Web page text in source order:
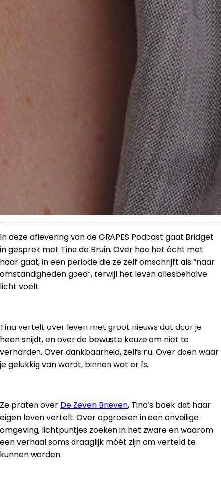
In deze aflevering van de GRAPES Podcast gaat Bridget
in gesprek met Tina de Bruin. Over hoe het écht met
haar gaat, in een periode die ze zelf omschrijft als “naar
omstandigheden goed”, terwijl het leven allesbehalve
licht voelt.
Tina vertelt over leven met groot nieuws dat door je
heen snijdt, en over de bewuste keuze om niet te
verharden. Over dankbaarheid, zelfs nu. Over doen waar
je gelukkig van wordt, binnen wat er ís.
Ze praten over De Zeven Brieven, Tina’s boek dat haar
eigen leven vertelt. Over opgroeien in een onveilige
omgeving, lichtpuntjes zoeken in het zware en waarom
een verhaal soms draaglijk móét zijn om verteld te
kunnen worden.